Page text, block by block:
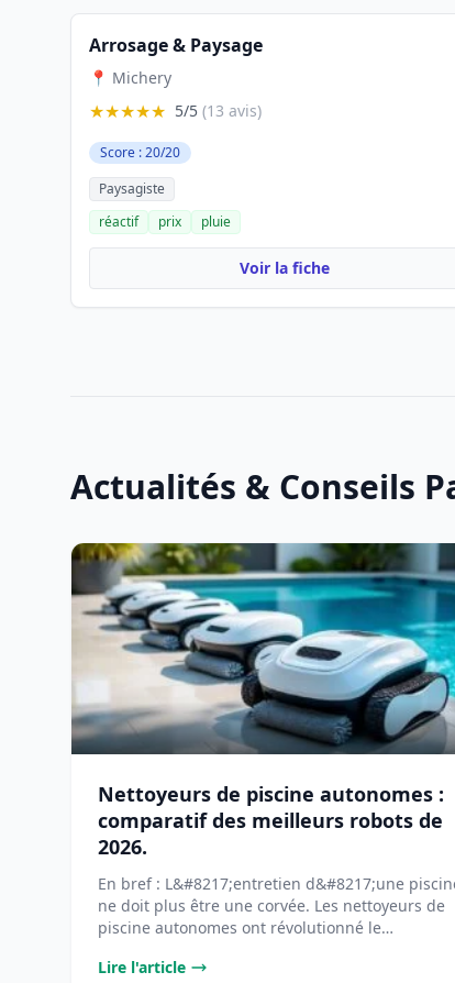
Arrosage & Paysage
📍 Michery
★★★★★ 5/5 (13 avis)
Score : 20/20
Paysagiste
réactif
prix pluie
Voir la fiche
Actualités & Conseils
Nettoyeurs de piscine autonomes :
comparatif des meilleurs robots de
2026.
En bref : L&#8217;entretien d&#8217;une
ne doit plus être une corvée. Les nettoyeurs de
piscine autonomes ont révolutionné le
Lire l'article